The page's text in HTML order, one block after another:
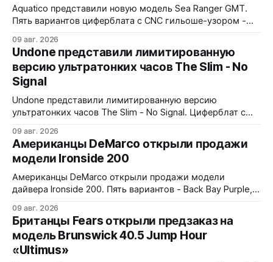
Aquatico представили новую модель Sea Ranger GMT.
Пять вариантов циферблата с CNC гильоше-узором -
экземпляров каждого варианта. Заводная коронка
расположена на 4 часах. Водозащита 300 метров.
Сапфировое стекло с AR-покрытием, FKM-ремешок, 7
слоев Swiss Super-LumiNova на циферблате,
09 авг. 2026
Undone представили лимитированную
версию ультратонких часов The Slim - No
Signal
Undone представили лимитированную версию
ультратонких часов The Slim - No Signal. Циферблат с
белые помехи, зигзаги, спирали и геометрические
фигуры. Бирюзовый треугольник UNDONE на 12 часах.
Корпус из нержавеющей стали 316L, интегрированный
браслет. Водозащита 30 метров. 37x4,9x43 мм. Ronda
1062 кварц
09 авг. 2026
Американцы DeMarco открыли продажи
модели Ironside 200
Американцы DeMarco открыли продажи модели
дайвера Ironside 200. Пять вариантов - Back Bay Purple,
Blue. Корпус из стали 316L, керамическая вставка
безеля на 120 кликов, сапфировое стекло с обеих
сторон. Водозащита 200 метров, винтовая головка.
Люм Swiss Luminova BGW9. В комплекте стальной
09 авг. 2026
Британцы Fears открыли предзаказ на
модель Brunswick 40.5 Jump Hour
«Ultimus»